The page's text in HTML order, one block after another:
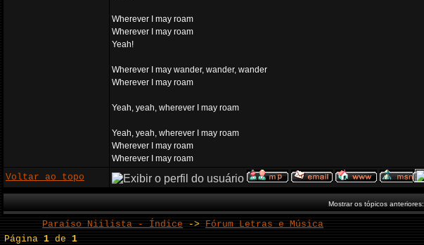
Wherever I may roam
Wherever I may roam
Yeah!
Wherever I may wander, wander, wander
Wherever I may roam
Yeah, yeah, wherever I may roam
Yeah, yeah, wherever I may roam
Wherever I may roam
Wherever I may roam
Voltar ao topo
Mostrar os tópicos anteriores:
Paraíso Niilista - Índice -> Fórum Letras e Música
Página1 de1